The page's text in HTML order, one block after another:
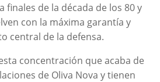
finales de la década de los 80 y
con la máxima garantía y
central de la defensa.
concentración que acaba de
de Oliva Nova y tienen